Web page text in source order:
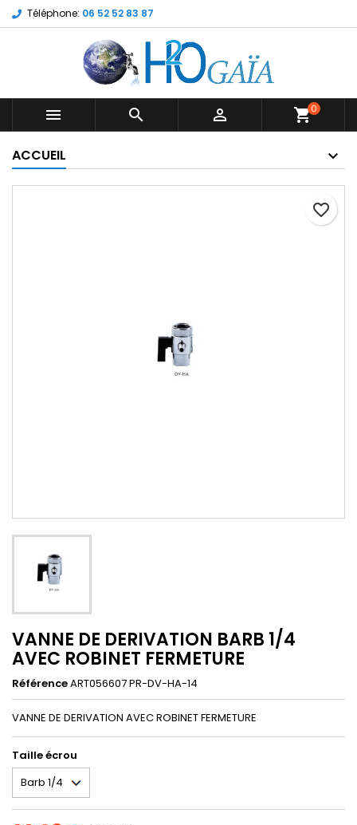
Téléphone: 06 52 52 83 87
   shopping_cart0
ACCUEIL
favorite_border
VANNE DE DERIVATION BARB 1/4
AVEC ROBINET FERMETURE
RéférenceART056607 PR-DV-HA-14
VANNE DE DERIVATION AVEC ROBINET FERMETURE
Taille écrou